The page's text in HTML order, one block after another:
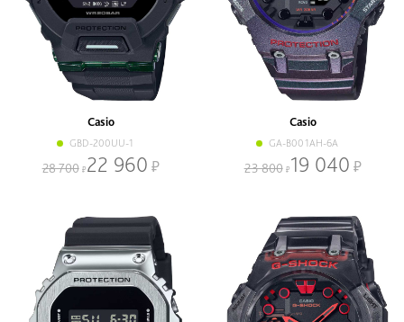
Casio
GBD-200UU-1
28 700 22 960
Casio
GA-B001AH-6A
23 800 19 040